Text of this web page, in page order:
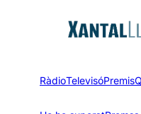
RàdioTelevisóPremis